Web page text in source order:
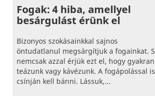
Fogak: 4 hiba, amellyel
besárgulást érünk el
Bizonyos szokásainkkal sajnos
öntudatlanul megsárgítjuk a fogainkat. S
nemcsak azzal érjük ezt el, hogy gyakran
teázunk vagy kávézunk. A fogápolással is
csínján kell bánni. Lássuk,...